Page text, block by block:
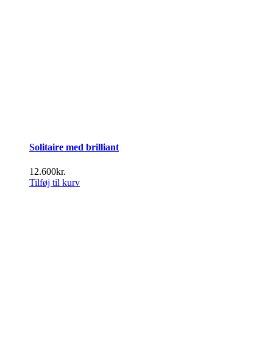
Solitaire med brilliant
12.600kr.
Tilføj til kurv